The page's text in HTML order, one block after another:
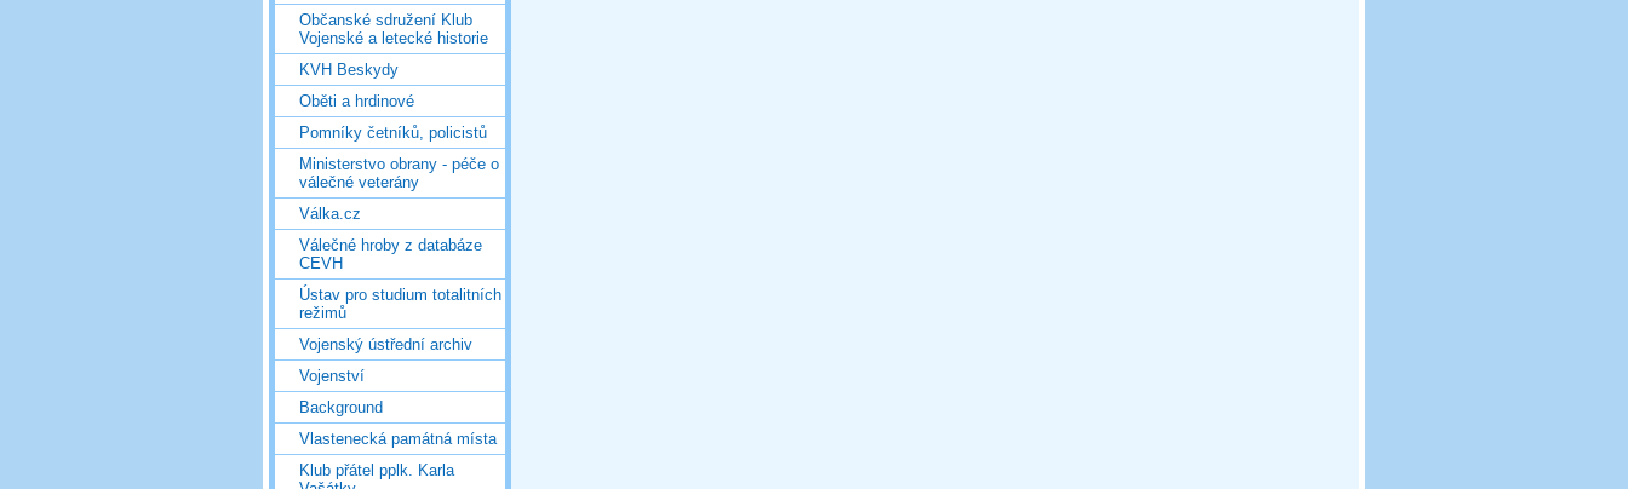
Občanské sdružení Klub
Vojenské a letecké historie
KVH Beskydy
Oběti a hrdinové
Pomníky četníků, policistů
Ministerstvo obrany - péče o
válečné veterány
Válka.cz
Válečné hroby z databáze
CEVH
Ústav pro studium totalitních
režimů
Vojenský ústřední archiv
Vojenství
Background
Vlastenecká památná místa
Klub přátel pplk. Karla